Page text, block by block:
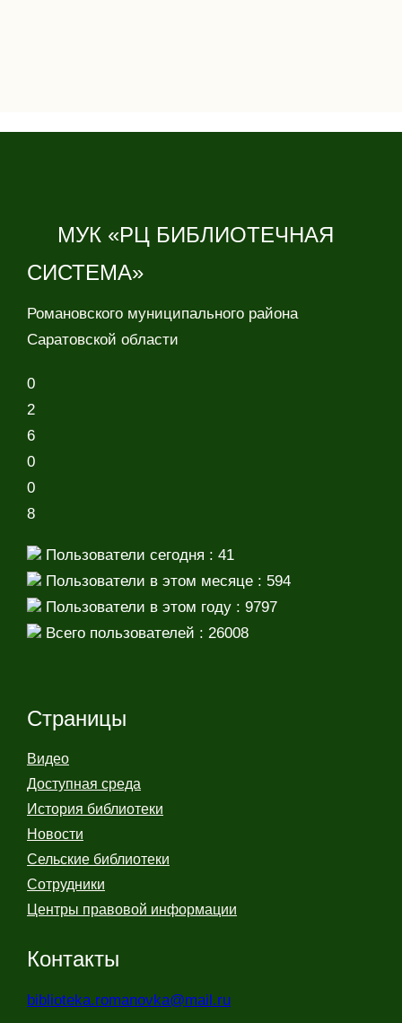
МУК «РЦ БИБЛИОТЕЧНАЯ
СИСТЕМА»
Романовского муниципального района
Саратовской области
0
2
6
0
0
8
Пользователи сегодня : 41
Пользователи в этом месяце : 594
Пользователи в этом году : 9797
Всего пользователей : 26008
Страницы
Видео
Доступная среда
История библиотеки
Новости
Сельские библиотеки
Сотрудники
Центры правовой информации
Контакты
biblioteka.romanovka@mail.ru